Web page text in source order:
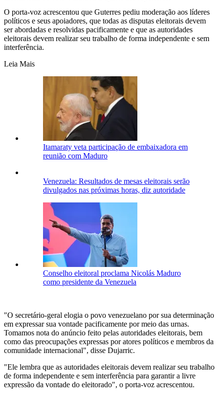
O porta-voz acrescentou que Guterres pediu moderação aos líderes
políticos e seus apoiadores, que todas as disputas eleitorais devem
ser abordadas e resolvidas pacificamente e que as autoridades
eleitorais devem realizar seu trabalho de forma independente e sem
interferência.
Leia Mais
Itamaraty veta participação de embaixadora em
reunião com Maduro
Venezuela: Resultados de mesas eleitorais serão
divulgados nas próximas horas, diz autoridade
Conselho eleitoral proclama Nicolás Maduro
como presidente da Venezuela
"O secretário-geral elogia o povo venezuelano por sua determinação
em expressar sua vontade pacificamente por meio das urnas.
Tomamos nota do anúncio feito pelas autoridades eleitorais, bem
como das preocupações expressas por atores políticos e membros da
comunidade internacional", disse Dujarric.
"Ele lembra que as autoridades eleitorais devem realizar seu trabalho
de forma independente e sem interferência para garantir a livre
expressão da vontade do eleitorado", o porta-voz acrescentou.